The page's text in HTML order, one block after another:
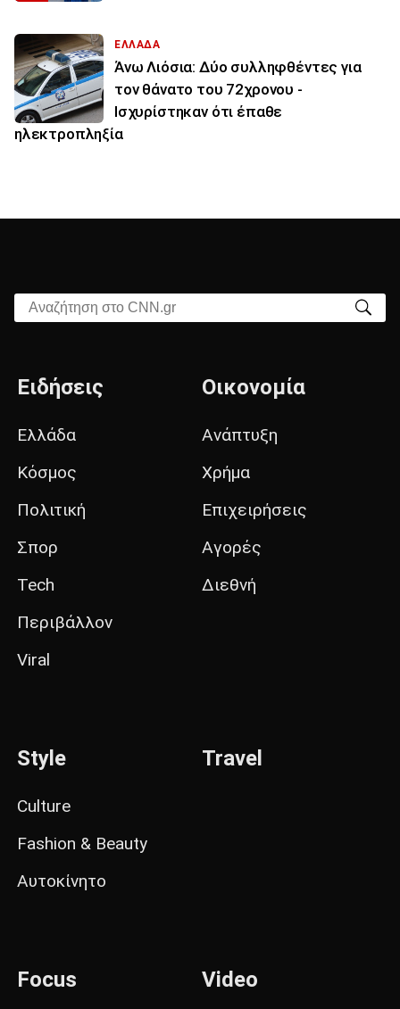
ΕΛΛΑΔΑ
Άνω Λιόσια: Δύο συλληφθέντες για
τον θάνατο του 72χρονου -
Ισχυρίστηκαν ότι έπαθε
ηλεκτροπληξία
Αναζήτηση στο CNN.gr
Ειδήσεις
Ελλάδα
Κόσμος
Πολιτική
Σπορ
Tech
Περιβάλλον
Viral
Οικονομία
Ανάπτυξη
Χρήμα
Επιχειρήσεις
Αγορές
Διεθνή
Style
Culture
Fashion & Beauty
Αυτοκίνητο
Travel
Focus Video